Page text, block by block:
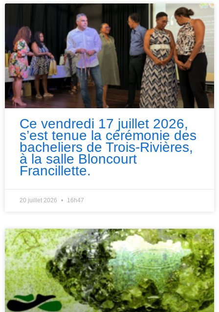
Ce vendredi 17 juillet 2026,
s’est tenue la cérémonie des
bacheliers de Trois-Rivières,
à la salle Bloncourt
Francillette.
20 juillet 2026 16h47